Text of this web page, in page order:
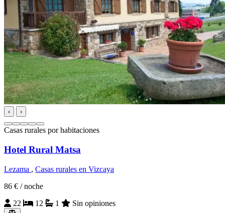
‹ ›
Casas rurales por habitaciones
Hotel Rural Matsa
Lezama , Casas rurales en Vizcaya
86 € / noche
22
12 1 Sin opiniones